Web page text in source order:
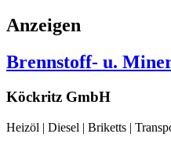
Anzeigen
Brennstoff- u.
Köckritz GmbH
Heizöl | Diesel | Briketts |